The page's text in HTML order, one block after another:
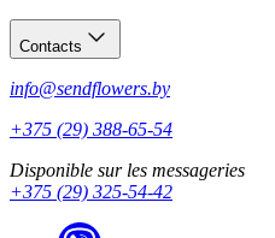
Contacts
info@sendflowers.by
+375 (29) 388-65-54
Disponible sur les messageries
+375 (29) 325-54-42